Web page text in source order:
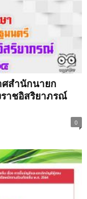
ศสำนักนายก
ราชอิสริยาภรณ์
0